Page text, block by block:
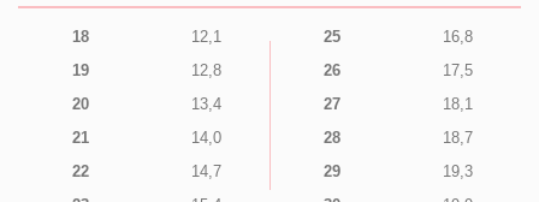
18
12,1
19
12,8
20
13,4
21
14,0
22
14,7
25
16,8
26
17,5
27
18,1
28
18,7
29
19,3